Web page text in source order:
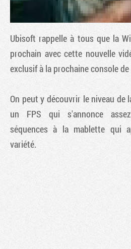
Ubisoft rappelle à tous que la
prochain avec cette nouvelle
exclusif à la prochaine console
On peut y découvrir le niveau de
un FPS qui s'annonce
séquences à la mablette qui
variété.